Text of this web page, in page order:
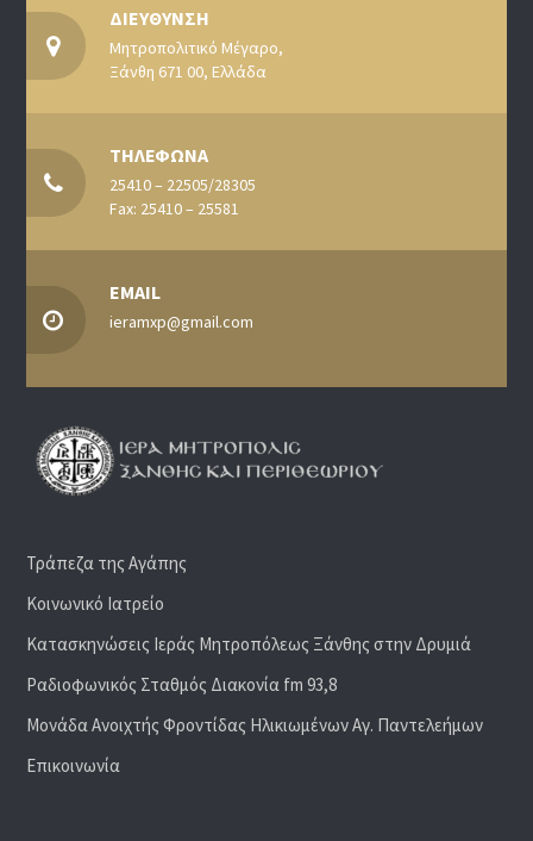
ΔΙΕΥΘΥΝΣΗ
Μητροπολιτικό Μέγαρο,
Ξάνθη 671 00, Ελλάδα
ΤΗΛΕΦΩΝΑ
25410 – 22505/28305
Fax: 25410 – 25581
EMAIL
ieramxp@gmail.com
Τράπεζα της Αγάπης
Κοινωνικό Ιατρείο
Κατασκηνώσεις Ιεράς Μητροπόλεως Ξάνθης στην Δρυμιά
Ραδιoφωνικός Σταθμός Διακονία fm 93,8
Μονάδα Ανοιχτής Φροντίδας Ηλικιωμένων Αγ. Παντελεήμων
Επικοινωνία